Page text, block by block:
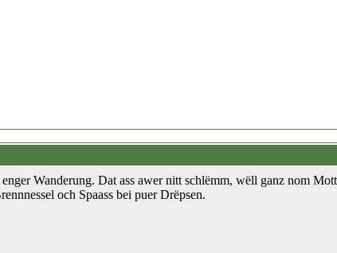
Wanderung. Dat ass awer nitt schlëmm, wëll ganz nom
och Spaass bei puer Drëpsen.